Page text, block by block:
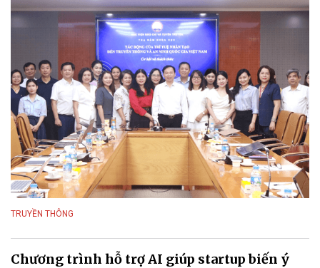
TRUYỀN THÔNG
Chương trình hỗ trợ AI giúp startup biến ý